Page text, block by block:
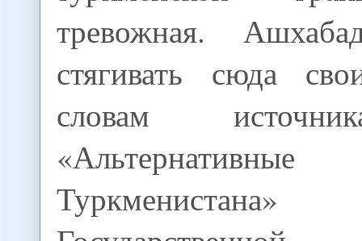
тревожная.
стягивать сюда
словам